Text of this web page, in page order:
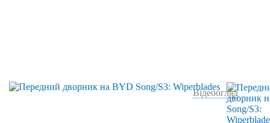
Відеоогляд